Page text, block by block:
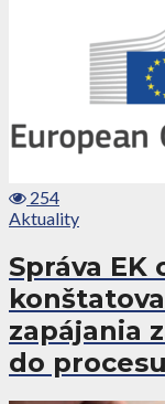
254
Aktuality
Správa EK
zapájania
do